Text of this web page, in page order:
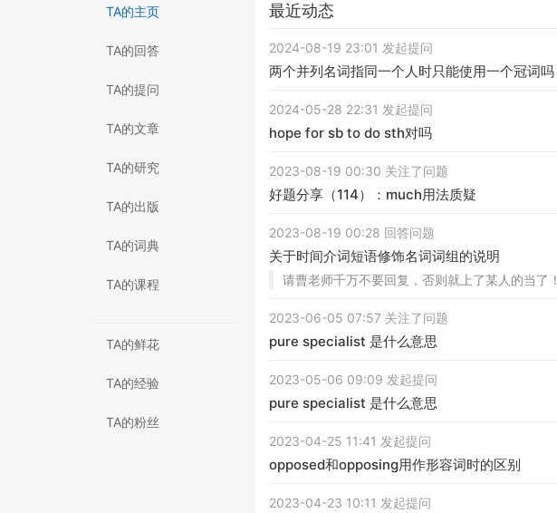
TA的主页
TA的回答
TA的提问
TA的文章
TA的研究
TA的出版
TA的词典
TA的课程
TA的鲜花
TA的经验
TA的粉丝
最近动态
2024-08-19 23:01 发起提问
两个并列名词指同一个人时只能使用一个冠词吗
2024-05-28 22:31 发起提问
hope for sb to do sth对吗
2023-08-19 00:30 关注了问题
好题分享（114）：much用法质疑
2023-08-19 00:28 回答问题
关于时间介词短语修饰名词词组的说明
请曹老师千万不要回复，否则就上了某人的当了！
2023-06-05 07:57 关注了问题
pure specialist 是什么意思
2023-05-06 09:09 发起提问
pure specialist 是什么意思
2023-04-25 11:41 发起提问
opposed和opposing用作形容词时的区别
2023-04-23 10:11 发起提问